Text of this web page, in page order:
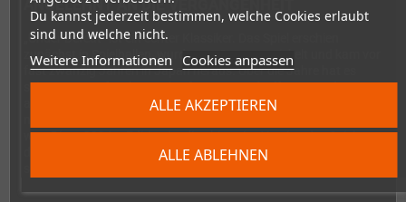
Du kannst jederzeit bestimmen, welche Cookies erlaubt
sind und welche nicht.
Weitere Informationen Cookies anpassen
ALLE ABLEHNEN
ALLE AKZEPTIEREN
ANGELEHNT AN DIE VERGANGENHEIT
„Under Defeat“ ist ein echter Klassiker. Das Spiel erschien
zunächst in Spielhallen, wurde von G.rev entwickelt und kam vor
fast zwanzig Jahren in Japan heraus. Über die Jahre hat es
seinen Weg auf mehrere Plattformen geschafft. Es wurde vor
allem im Jahr 2006 für die Dreamcast veröffentlicht – lange
war. Diese 2024er Edition ist die ultimative Version des Spiels,
darin sind alle früheren Inhalte enthalten, von Genre-Veteranen